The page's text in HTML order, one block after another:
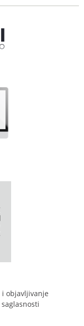
objavljivanje